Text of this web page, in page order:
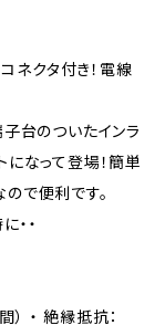
ネクタ付き！電線
台のついたインラ
なって登場！簡単
で便利です。
・・
・ 絶縁抵抗：